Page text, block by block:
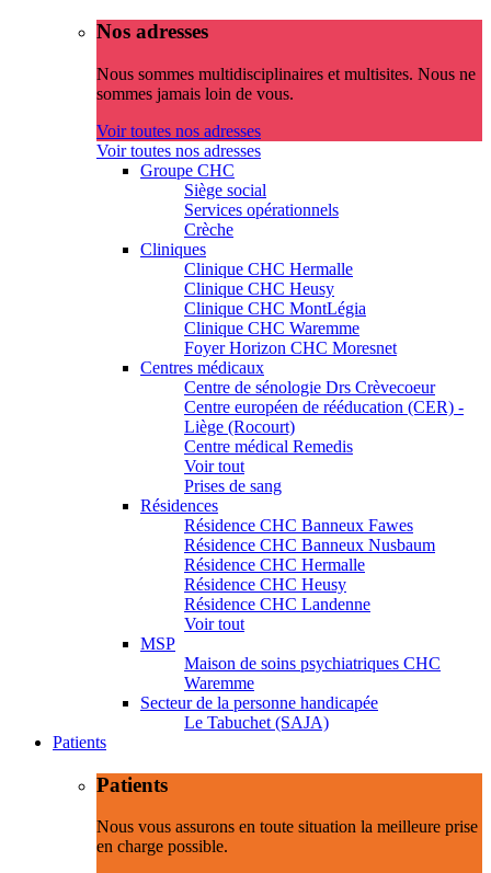
Nos adresses
Nous sommes multidisciplinaires et multisites. Nous ne
sommes jamais loin de vous.
Voir toutes nos adresses
Voir toutes nos adresses
Groupe CHC
Siège social
Services opérationnels
Crèche
Cliniques
Clinique CHC Hermalle
Clinique CHC Heusy
Clinique CHC MontLégia
Clinique CHC Waremme
Foyer Horizon CHC Moresnet
Centres médicaux
Centre de sénologie Drs Crèvecoeur
Centre européen de rééducation (CER) -
Liège (Rocourt)
Centre médical Remedis
Voir tout
Prises de sang
Résidences
Résidence CHC Banneux Fawes
Résidence CHC Banneux Nusbaum
Résidence CHC Hermalle
Résidence CHC Heusy
Résidence CHC Landenne
Voir tout
MSP
Maison de soins psychiatriques CHC
Waremme
Secteur de la personne handicapée
Le Tabuchet (SAJA)
Patients
Patients
Nous vous assurons en toute situation la meilleure prise
en charge possible.